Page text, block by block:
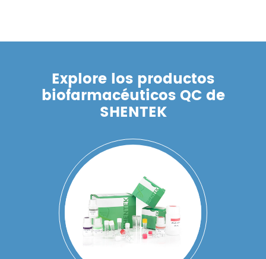
Explore los productos
biofarmacéuticos QC de
SHENTEK